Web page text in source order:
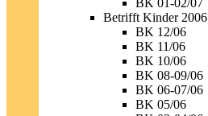
BK 01-02/07
Betrifft Kinder 2006
BK 12/06
BK 11/06
BK 10/06
BK 08-09/06
BK 06-07/06
BK 05/06